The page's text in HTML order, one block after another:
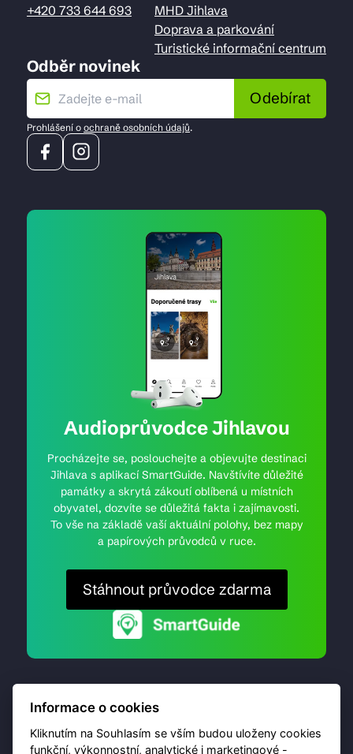
+420 733 644 693
MHD Jihlava
Doprava a parkování
Turistické informační centrum
Odběr novinek
Odebírat
Prohlášení o ochraně osobních údajů.
Audioprůvodce Jihlavou
Procházejte se, poslouchejte a objevujte destinaci
Jihlava s aplikací SmartGuide. Navštívíte důležité
památky a skrytá zákoutí oblíbená u místních
obyvatel, dozvíte se důležitá fakta i zajímavosti.
To vše na základě vaší aktuální polohy, bez mapy
a papírových průvodců v ruce.
Stáhnout průvodce zdarma
Informace o cookies
Kliknutím na Souhlasím se vším budou uloženy cookies
funkční, výkonnostní, analytické i marketingové -